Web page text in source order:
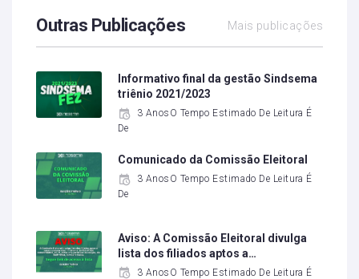
Outras Publicações Mais publicações
Informativo final da gestão Sindsema
triênio 2021/2023
3 AnosO Tempo Estimado De Leitura É
De
Comunicado da Comissão Eleitoral
3 AnosO Tempo Estimado De Leitura É
De
Aviso: A Comissão Eleitoral divulga
lista dos filiados aptos a…
3 AnosO Tempo Estimado De Leitura É